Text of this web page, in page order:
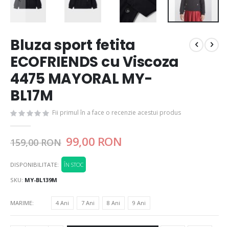
Bluza sport fetita
ECOFRIENDS cu Viscoza
4475 MAYORAL MY-
BL17M
Fii primul în a face o recenzie acestui produs
159,00 RON 99,00 RON
DISPONIBILITATE:
ÎN STOC
SKU MY-BL139M
MARIME 4 Ani 7 Ani 8 Ani 9 Ani